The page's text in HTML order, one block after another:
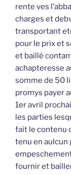
rente ves
charges et
transportant
pour le prix et
et baillé
achapteresse
somme de 50
promys payer
1er avril
les parties
fait le contenu
tenu en aulcun
fournir et